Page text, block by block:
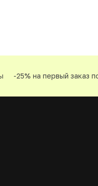
-25% на первый заказ